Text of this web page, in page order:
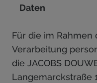
Daten
Für die im Rahmen
Verarbeitung
die JACOBS
Langemarckstraße